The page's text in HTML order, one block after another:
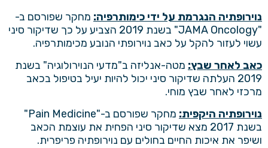
נוירופתיה הנגרמת על ידי כימותרפיה: מחקר שפורסם ב-
"JAMA Oncology" בשנת 2019 הצביע על כך שדיקור סיני
עשוי לעזור להקל על כאב נוירופתי הנובע מכימותרפיה.
כאב לאחר שבץ: מטה-אנליזה ב"מדעי הנוירולוגיה" בשנת
2019 העלתה שדיקור סיני יכול להיות יעיל בטיפול בכאב
מרכזי לאחר שבץ מוחי.
נוירופתיה היקפית:
מחקר שפורסם ב-"Pain Medicine"
בשנת 2017 מצא שדיקור סיני הפחית את עוצמת הכאב
ושיפר את איכות החיים בחולים עם נוירופתיה פריפרית.